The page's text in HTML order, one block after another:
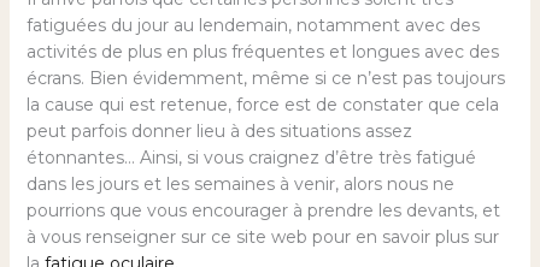
fatiguées du jour au lendemain, notamment avec des
activités de plus en plus fréquentes et longues avec des
écrans. Bien évidemment, même si ce n’est pas toujours
la cause qui est retenue, force est de constater que cela
peut parfois donner lieu à des situations assez
étonnantes… Ainsi, si vous craignez d’être très fatigué
dans les jours et les semaines à venir, alors nous ne
pourrions que vous encourager à prendre les devants, et
à vous renseigner sur ce site web pour en savoir plus sur